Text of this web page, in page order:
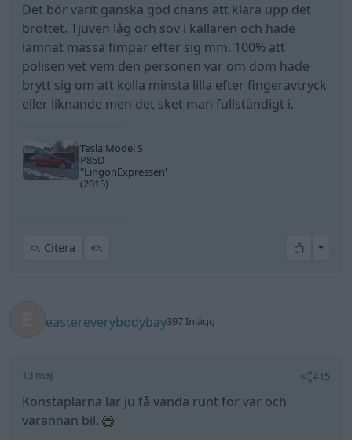
Det bör varit ganska god chans att klara upp det
brottet. Tjuven låg och sov i källaren och hade
lämnat massa fimpar efter sig mm. 100% att
polisen vet vem den personen var om dom hade
brytt sig om att kolla minsta lilla efter fingeravtryck
eller liknande men det sket man fullständigt i.
Tesla Model S
P85D
"LingonExpressen"
(2015)
Citera All
eastereverybodybay397 Inlägg
13 maj #15
Konstaplarna lär ju få vända runt för var och
varannan bil.